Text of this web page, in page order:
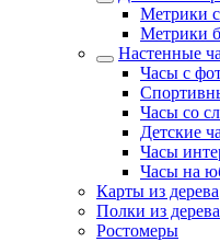
Метрики
Метрики
Настенные
Часы с
Часы со
Детские
Часы
Часы на
Карты из дерева
Полки из дерева
Ростомеры